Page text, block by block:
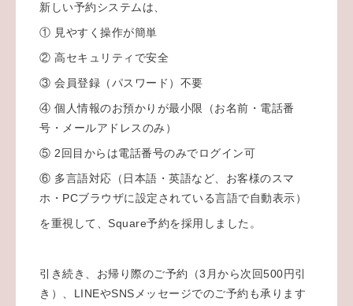
新しい予約システムは、
① 見やすく操作が簡単
② 高セキュリティで安全
③ 会員登録（パスワード）不要
④ 個人情報のお預かりが最小限（お名前・電話番
号・メールアドレスのみ）
⑤ 2回目からは電話番号のみでログイン可
⑥ 多言語対応（日本語・英語など、お客様のスマ
ホ・PCブラウザに設定されている言語で自動表示）
を重視して、Square予約を採用しました。
引き続き、お帰り際のご予約（3月から次回500円引
き）、LINEやSNSメッセージでのご予約も承ります